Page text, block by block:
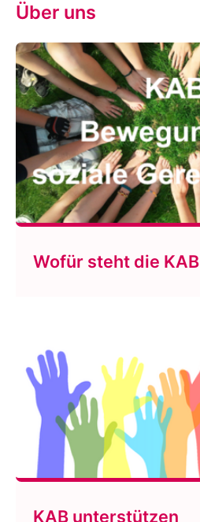
Über uns
Wofür steht die KAB
KAB unterstützen